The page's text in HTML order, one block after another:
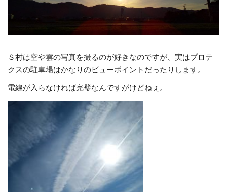
Ｓ村は空や雲の写真を撮るのが好きなのですが、実はプロテ
クスの駐車場はかなりのビューポイントだったりします。
電線が入らなければ完璧なんですがけどねぇ。